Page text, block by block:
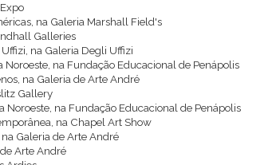
na Galeria Marshall Field's
Galleries
na Galeria Degli Uffizi
Noroeste, na Fundação Educacional de Penápolis
na Galeria de Arte André
Gallery
Noroeste, na Fundação Educacional de Penápolis
na Chapel Art Show
Galeria de Arte André
Arte André